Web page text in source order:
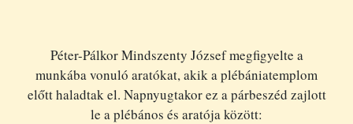
Péter-Pálkor Mindszenty József megfigyelte a
munkába vonuló aratókat, akik a plébániatemplom
előtt haladtak el. Napnyugtakor ez a párbeszéd zajlott
le a plébános és aratója között: